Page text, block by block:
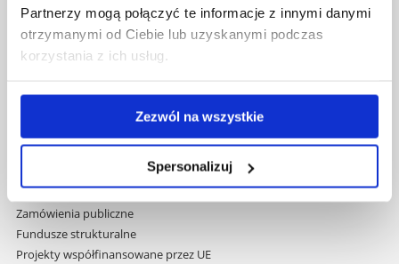
Partnerzy mogą połączyć te informacje z innymi danymi
otrzymanymi od Ciebie lub uzyskanymi podczas
korzystania z ich usług.
Zezwól na wszystkie
Spersonalizuj
Al. Tadeusza Rejtana 16C
35-959 Rzeszów
Pomiń
do
Mapa serwisu
Covid info
Praca na UR
Zamówienia publiczne
Fundusze strukturalne
Projekty współfinansowane przez UE